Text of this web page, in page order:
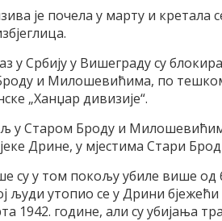
је почела у марту и кретала
у Србију у Вишеграду су
и Милошевићима, по
„Ханџар дивизије“.
у Старом Броду и
Дрине, у мјестима Стари
су у том покољу убиле више
људи утопио се у Дрини
1942. године, али су убијања